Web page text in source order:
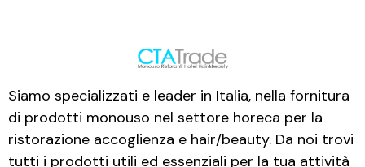
Siamo specializzati e leader in Italia, nella fornitura
di prodotti monouso nel settore horeca per la
ristorazione accoglienza e hair/beauty. Da noi trovi
tutti i prodotti utili ed essenziali per la tua attività